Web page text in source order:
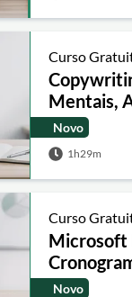
Curso
Mentais,
Novo
1h29m
Curso
Microsoft
eNovo